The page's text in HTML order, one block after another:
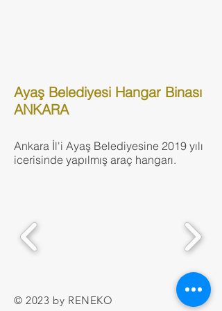
Ayaş Belediyesi Hangar Binası
ANKARA
Ankara İl'i Ayaş Belediyesine 2019 yılı
icerisinde yapılmış araç hangarı.
© 2023 by RENEKO